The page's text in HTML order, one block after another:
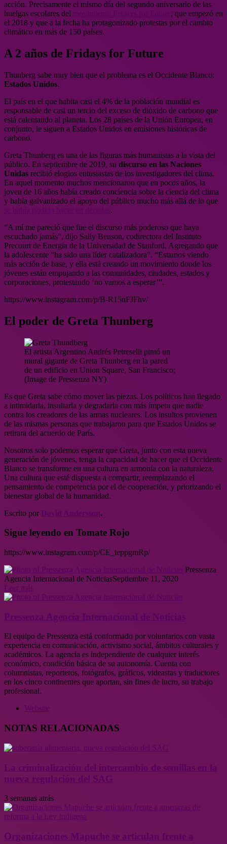
acción. Precisamente el mismo día del segundo aniversario de las
huelgas escolares del
; que empezó en
el 2018 y que a la fecha ha protagonizado protestas por el cambio
climático en más de 150 países.
A 2 años de Fridays for Future
Thunberg sabe muy bien que el problema es el Occidente Blanco:
Estados Unidos.
El país en el que habita casi el 4% de la población mundial es
responsable de casi un tercio del exceso de dióxido de carbono que
está calentando al planeta. Los 28 países de la Unión Europea, en
conjunto, le siguen a Estados Unidos en emisiones históricas de
carbono.
Greta Thunberg es una de las figuras más humanistas a la vista del
público. En septiembre de 2019, su discurso en las Naciones
Unidas recibió elogios entusiastas de los investigadores del clima.
En aquel momento muchos mencionaron que en pocos años, la
joven de 16 años había creado conciencia sobre la ciencia del clima
y había galvanizado el apoyo del público mucho más allá de lo que
.
“A mí me pareció que fue el discurso más poderoso que haya
escuchado jamás”, dijo Sally Benson, codirectora del Instituto
Precourt de Energía de la Universidad de Stanford. Agregando que
la adolescente “ha sido una líder catalizadora”. “Estamos viendo
más acción de base, y ella está creando un movimiento donde los
jóvenes están empujando a las comunidades, ciudades, estados y
corporaciones, protestando ‘no vamos a esperar’”.
https://www.instagram.com/p/B-R15nFJFhv/
El poder de Greta Thunberg
El artista Argentino Andrés Petreselli pintó un
mural gigante de Greta Thunberg en la pared
de un edificio en Union Square, San Francisco;
(Image de Pressenza NY)
Es que Greta sabe cómo mover las piezas. Los políticos han llegado
a intimidarla, insultarla y degradarla con más ímpetu que nadie
contra los creadores de las armas nucleares. Los insultos provienen
de las mismas personas que trabajaron para que Estados Unidos se
retirara del acuerdo de París.
Nosotros solo podemos esperar que Greta, junto con esta nueva
generación de jóvenes, tenga la capacidad de hacer que el Occidente
Blanco se transforme en una cultura en armonía con la naturaleza.
Una cultura que esté dispuesta a compartir, reemplazando el
pensamiento de competencia por el de cooperación, y priorizando el
bienestar global de la humanidad.
Escrito por
.
Sigue leyendo en Tomate Rojo
https://www.instagram.com/p/CE_teppgmRp/
Pressenza
Agencia Internacional de NoticiasSeptiembre 11, 2020
El equipo de Pressenza está conformado por voluntarios con vasta
experiencia en comunicación, activismo social, ámbitos culturales y
académicos. La agencia es independiente de cualquier interés
económico, condición básica de su autonomía. Cuenta con
columnistas, reporteros, fotógrafos, gráficos, videastas y traductores
en los cinco continentes que aportan, sin fines de lucro, su trabajo
profesional.
Website
NOTAS RELACIONADAS
nueva regulación del SAG
3 semanas atrás
Organizaciones Mapuche se articulan frente a